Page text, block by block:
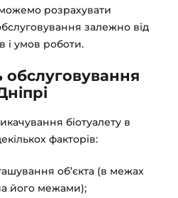
розрахувати
залежно від
і умов роботи.
обслуговування
біотуалету в
факторів:
об’єкта (в межах
його межами);